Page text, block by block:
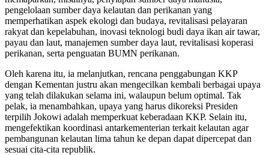
pengelolaan sumber daya kelautan dan perikanan yang
memperhatikan aspek ekologi dan budaya, revitalisasi pelayaran
rakyat dan kepelabuhan, inovasi teknologi budi daya ikan air tawar,
payau dan laut, manajemen sumber daya laut, revitalisasi koperasi
perikanan, serta penguatan BUMN perikanan.
Oleh karena itu, ia melanjutkan, rencana penggabungan KKP
dengan Kementan justru akan mengecilkan kembali berbagai upaya
yang telah dilakukan selama ini, walaupun belum optimal. Tak
pelak, ia menambahkan, upaya yang harus dikoreksi Presiden
terpilih Jokowi adalah memperkuat keberadaan KKP. Selain itu,
mengefektikan koordinasi antarkementerian terkait kelautan agar
pembangunan kelautan lima tahun ke depan dapat dipercepat dan
sesuai cita-cita republik.